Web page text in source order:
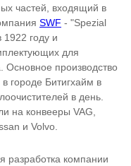
частей, входящий в
SWF - "Spezial
году и
для
Основное производство
городе Битигхайм в
в день.
на конвееры VAG,
и Volvo.
разработка компании